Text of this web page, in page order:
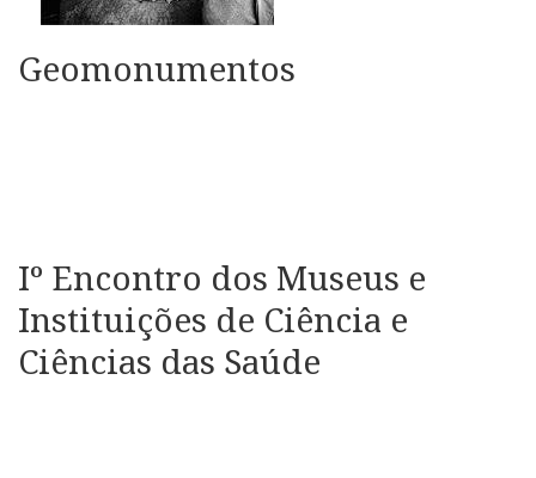
Geomonumentos
Iº Encontro dos Museus e
Instituições de Ciência e
Ciências das Saúde